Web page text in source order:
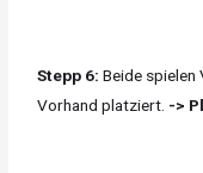
Stepp 6:Beide spielen
Vorhand platziert. ->